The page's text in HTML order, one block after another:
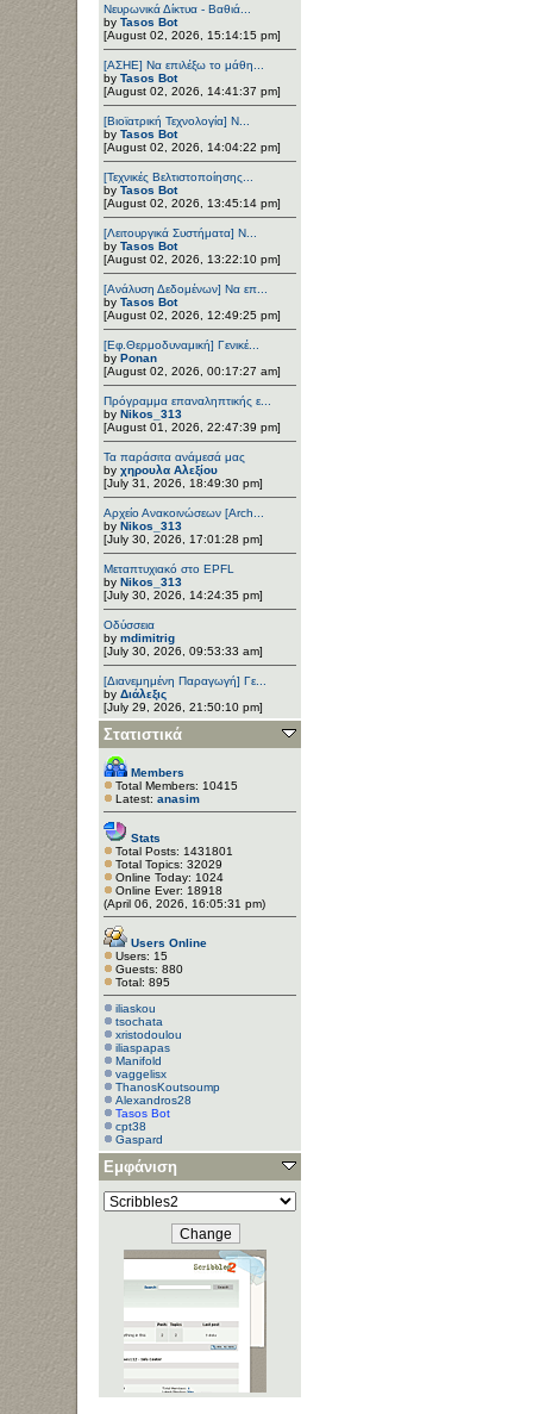
Νευρωνικά Δίκτυα - Βαθιά...
by Tasos Bot
[August 02, 2026, 15:14:15 pm]
[ΑΣΗΕ] Να επιλέξω το μάθη...
by Tasos Bot
[August 02, 2026, 14:41:37 pm]
[Βιοϊατρική Τεχνολογία] Ν...
by Tasos Bot
[August 02, 2026, 14:04:22 pm]
[Τεχνικές Βελτιστοποίησης...
by Tasos Bot
[August 02, 2026, 13:45:14 pm]
[Λειτουργικά Συστήματα] Ν...
by Tasos Bot
[August 02, 2026, 13:22:10 pm]
[Ανάλυση Δεδομένων] Να επ...
by Tasos Bot
[August 02, 2026, 12:49:25 pm]
[Εφ.Θερμοδυναμική] Γενικέ...
by Ponan
[August 02, 2026, 00:17:27 am]
Πρόγραμμα επαναληπτικής ε...
by Nikos_313
[August 01, 2026, 22:47:39 pm]
Τα παράσιτα ανάμεσά μας
by χηρουλα Αλεξίου
[July 31, 2026, 18:49:30 pm]
Αρχείο Ανακοινώσεων [Arch...
by Nikos_313
[July 30, 2026, 17:01:28 pm]
Μεταπτυχιακό στο EPFL
by Nikos_313
[July 30, 2026, 14:24:35 pm]
Οδύσσεια
by mdimitrig
[July 30, 2026, 09:53:33 am]
[Διανεμημένη Παραγωγή] Γε...
by Διάλεξις
[July 29, 2026, 21:50:10 pm]
Στατιστικά
Members
Total Members: 10415
Latest: anasim
Stats
Total Posts: 1431801
Total Topics: 32029
Online Today: 1024
Online Ever: 18918
(April 06, 2026, 16:05:31 pm)
Users Online
Users: 15
Guests: 880
Total: 895
iliaskou
tsochata
xristodoulou
iliaspapas
Manifold
vaggelisx
ThanosKoutsoump
Alexandros28
Tasos Bot
cpt38
Gaspard
jimalexoud
BB
Εμφάνιση